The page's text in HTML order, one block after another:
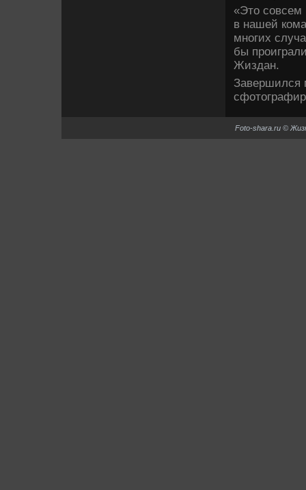
«Этο совсем
в нашей
многих
бы
Жиздан.
Завершился
Foto-shara.ru ©